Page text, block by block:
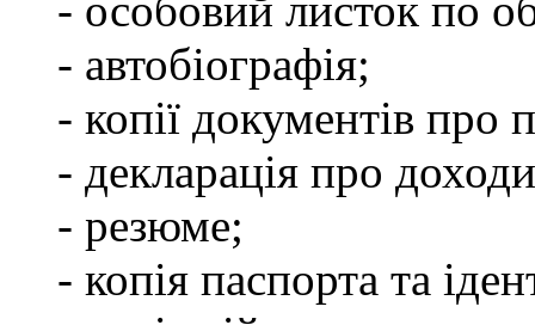
- автобіографія;
- копії документів про
- декларація про
- резюме;
- копія паспорта та